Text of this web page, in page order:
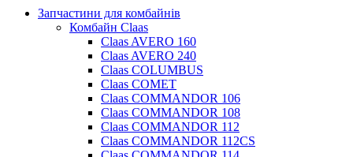
Запчастини для комбайнів
Комбайн Claas
Claas AVERO 160
Claas AVERO 240
Claas COLUMBUS
Claas COMET
Claas COMMANDOR 106
Claas COMMANDOR 108
Claas COMMANDOR 112
Claas COMMANDOR 112CS